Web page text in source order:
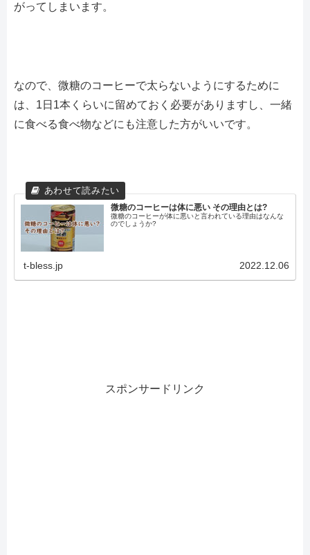
がってしまいます。
なので、微糖のコーヒーで太らないようにするために
は、1日1本くらいに留めておく必要がありますし、一緒
に食べる食べ物などにも注意した方がいいです。
微糖のコーヒーは体に悪い その理由とは?
微糖のコーヒーが体に悪いと言われている理由はなんな
のでしょうか?
t-bless.jp 2022.12.06
スポンサードリンク